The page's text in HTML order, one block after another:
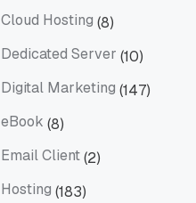
Cloud Hosting (8)
Dedicated Server (10)
Digital Marketing (147)
eBook (8)
Email Client(2)
Hosting (183)